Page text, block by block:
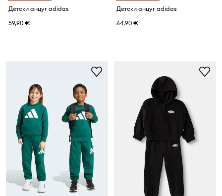
Детски анцуг adidas
59,90 €
Детски анцуг adidas
64,90 €